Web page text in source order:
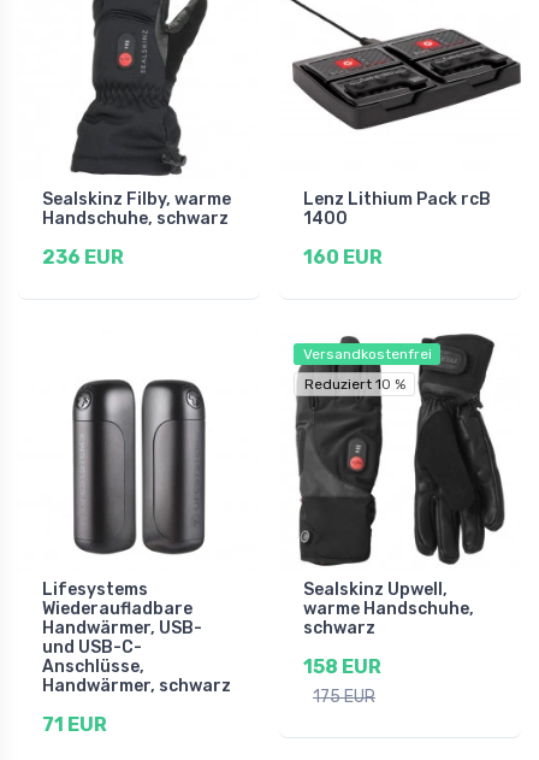
Sealskinz Filby, warme
Handschuhe, schwarz
236 EUR
Lenz Lithium Pack rcB
1400
160 EUR
Lifesystems
Wiederaufladbare
Handwärmer, USB-
und USB-C-
Anschlüsse,
Handwärmer, schwarz
71 EUR
Versandkostenfrei
Reduziert 10 %
Sealskinz Upwell,
warme Handschuhe,
schwarz
158 EUR
175 EUR